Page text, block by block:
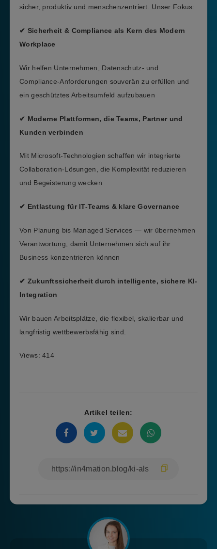
sicher, produktiv und menschenzentriert. Unser Fokus:
✔ Sicherheit & Compliance als Kern des Modern
Workplace
Wir helfen Unternehmen, Datenschutz- und
Compliance-Anforderungen souverän zu erfüllen und
ein geschütztes Arbeitsumfeld aufzubauen
✔ Moderne Plattformen, die Teams, Partner und
Kunden verbinden
Mit Microsoft-Technologien schaffen wir integrierte
Collaboration-Lösungen, die Komplexität reduzieren
und Begeisterung wecken
✔ Entlastung für IT-Teams & klare Governance
Von Planung bis Managed Services — wir übernehmen
Verantwortung, damit Unternehmen sich auf ihr
Business konzentrieren können
✔ Zukunftssicherheit durch intelligente, sichere KI-
Integration
Wir bauen Arbeitsplätze, die flexibel, skalierbar und
langfristig wettbewerbsfähig sind.
Views: 414
Artikel teilen: